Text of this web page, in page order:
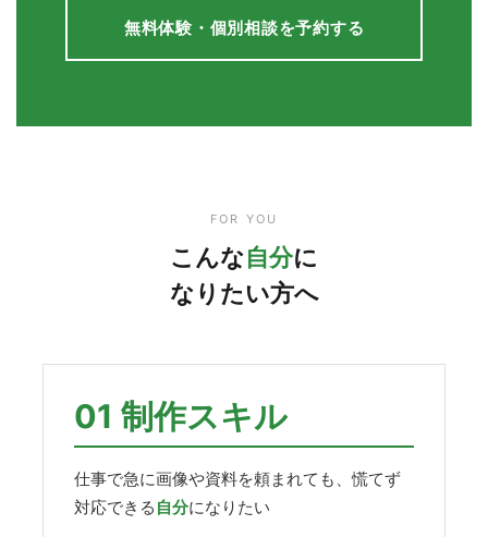
無料体験・個別相談を予約する
FOR YOU
こんな自分に
なりたい方へ
01 制作スキル
仕事で急に画像や資料を頼まれても、慌てず
対応できる 自分になりたい